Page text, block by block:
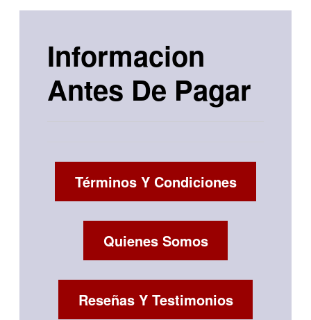
Informacion
Antes De Pagar
Términos Y Condiciones
Quienes Somos
Reseñas Y Testimonios